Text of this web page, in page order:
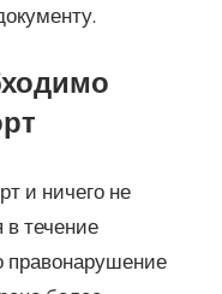
и ничего не
в течение
правонарушение